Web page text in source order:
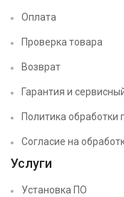
Оплата
Проверка товара
Возврат
Гарантия и
Политика
Согласие на
Услуги
Установка ПО